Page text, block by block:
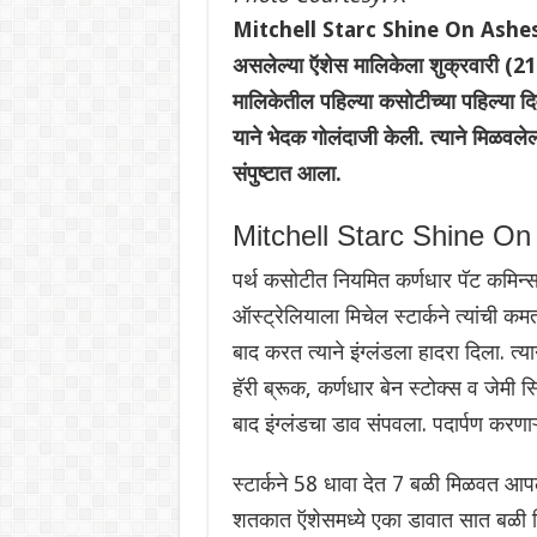
Mitchell Starc Shine On Ashes
असलेल्या ऍशेस मालिकेला शुक्रवारी
मालिकेतील पहिल्या कसोटीच्या पहिल्या
याने भेदक गोलंदाजी केली. त्याने
संपुष्टात आला.
Mitchell Starc Shine
पर्थ कसोटीत नियमित कर्णधार पॅट
ऑस्ट्रेलियाला मिचेल स्टार्कने त्यांची
बाद करत त्याने इंग्लंडला हादरा दिला.
हॅरी ब्रूक, कर्णधार बेन स्टोक्स व जेमी
बाद इंग्लंडचा डाव संपवला. पदार्पण
स्टार्कने 58 धावा देत 7 बळी मिळवत
शतकात ऍशेसमध्ये एका डावात सात बळी